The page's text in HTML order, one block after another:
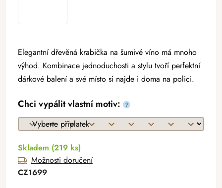
Elegantní dřevěná krabička na šumivé víno má mnoho
výhod. Kombinace jednoduchosti a stylu tvoří perfektní
dárkové balení a své místo si najde i doma na polici.
Chci vypálit vlastní motiv: ?
Skladem (219 ks)
Možnosti doručení
CZ1699